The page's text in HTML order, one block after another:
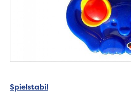
Spielstabil